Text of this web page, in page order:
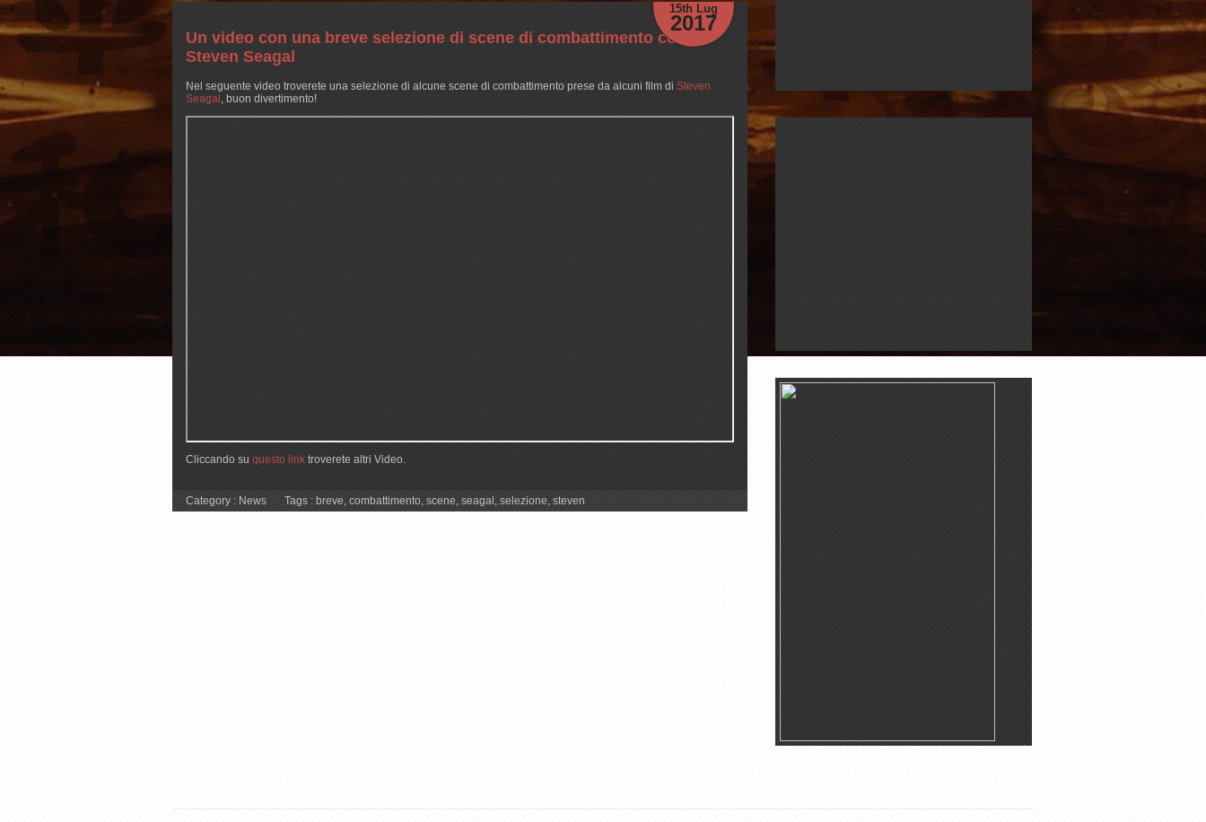
15th Lug
2017
Un video con una breve selezione di scene di combattimento con
Steven Seagal
Nel seguente video troverete una selezione di alcune scene di combattimento prese da alcuni film di Steven
Seagal, buon divertimento!
Cliccando su questo link troverete altri Video.
Category : News Tags : breve, combattimento, scene, seagal, selezione, steven